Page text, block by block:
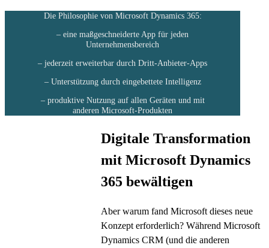
Die Philosophie von Microsoft Dynamics 365:
– eine maßgeschneiderte App für jeden
Unternehmensbereich
– jederzeit erweiterbar durch Dritt-Anbieter-Apps
– Unterstützung durch eingebettete Intelligenz
– produktive Nutzung auf allen Geräten und mit
anderen Microsoft-Produkten
Digitale Transformation
mit Microsoft Dynamics
365 bewältigen
Aber warum fand Microsoft dieses neue
Konzept erforderlich? Während Microsoft
Dynamics CRM (und die anderen